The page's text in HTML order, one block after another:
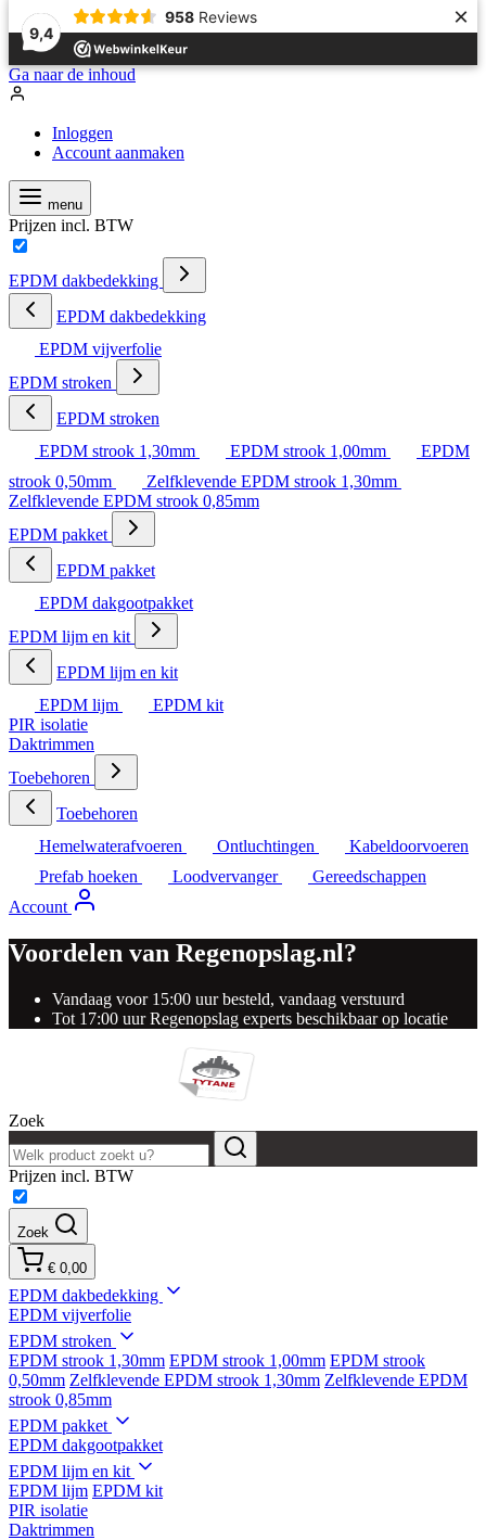
9,4
958 Reviews ×
Ga naar de inhoud
Inloggen
Account aanmaken
menu
Prijzen incl. BTW
EPDM dakbedekking
EPDM dakbedekking
EPDM vijverfolie
EPDM stroken
EPDM stroken
EPDM strook 1,30mm
EPDM strook 1,00mm
EPDM
strook 0,50mm
Zelfklevende EPDM strook 1,30mm
Zelfklevende EPDM strook 0,85mm
EPDM pakket
EPDM pakket
EPDM dakgootpakket
EPDM lijm en kit
EPDM lijm en kit
EPDM lijm
EPDM kit
PIR isolatie
Daktrimmen
Toebehoren
Toebehoren
Hemelwaterafvoeren
Ontluchtingen
Kabeldoorvoeren
Prefab hoeken
Loodvervanger
Gereedschappen
Account
Voordelen van Regenopslag.nl?
Vandaag voor 15:00 uur besteld, vandaag verstuurd
Tot 17:00 uur Regenopslag experts beschikbaar op locatie
Zoek
Prijzen incl. BTW
Zoek
€ 0,00
EPDM dakbedekking
EPDM vijverfolie
EPDM stroken
EPDM strook 1,30mm EPDM strook 1,00mm EPDM strook
0,50mm Zelfklevende EPDM strook 1,30mm Zelfklevende EPDM
strook 0,85mm
EPDM pakket
EPDM dakgootpakket
EPDM lijm en kit
EPDM lijm EPDM kit
PIR isolatie
Daktrimmen